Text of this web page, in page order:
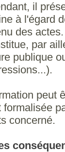
il
à l'égard
des actes.
par
publique
peut
formalisée
concerné.